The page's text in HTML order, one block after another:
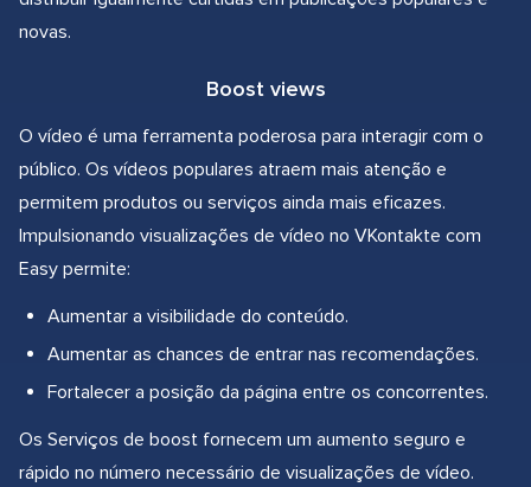
novas.
Boost views
O vídeo é uma ferramenta poderosa para interagir com o
público. Os vídeos populares atraem mais atenção e
permitem produtos ou serviços ainda mais eficazes.
Impulsionando visualizações de vídeo no VKontakte com
Easy permite:
Aumentar a visibilidade do conteúdo.
Aumentar as chances de entrar nas recomendações.
Fortalecer a posição da página entre os concorrentes.
Os Serviços de boost fornecem um aumento seguro e
rápido no número necessário de visualizações de vídeo.